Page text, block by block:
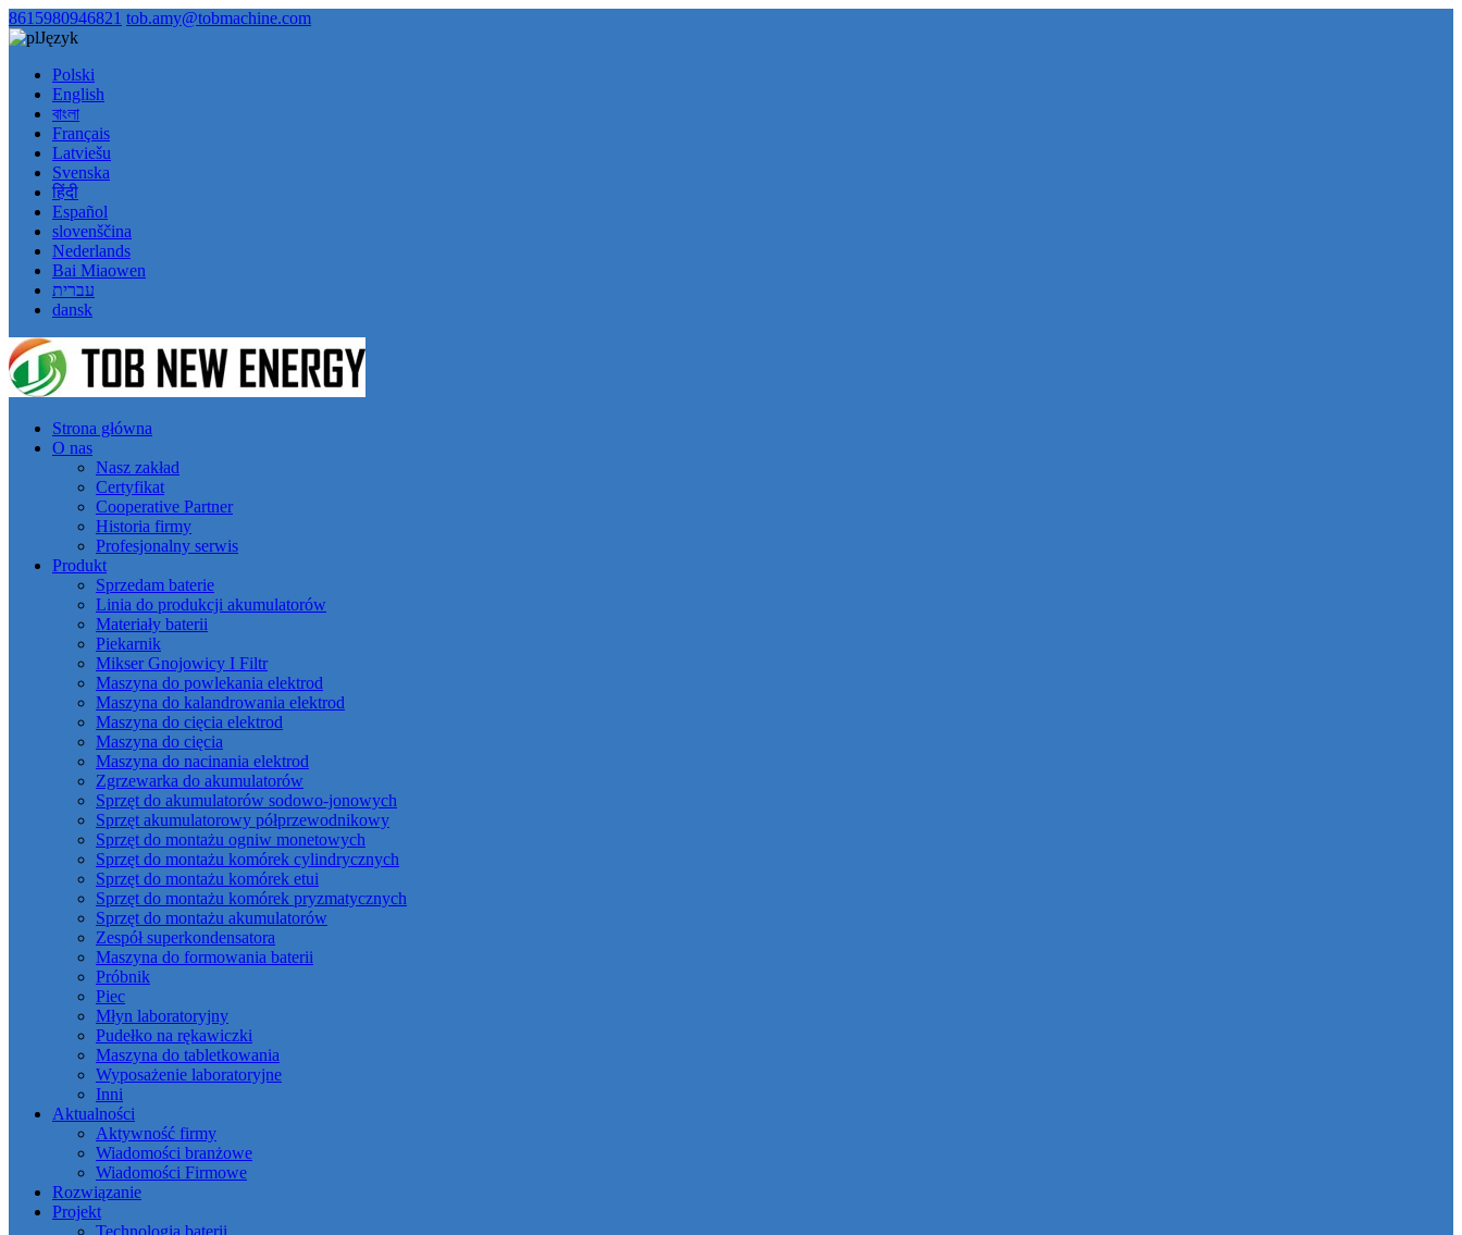
8615980946821 tob.amy@tobmachine.com
Język
Polski
English
বাংলা
Français
Latviešu
Svenska
हिंदी
Español
slovenščina
Nederlands
Bai Miaowen
עברית
dansk
Strona główna
O nas
Nasz zakład
Certyfikat
Cooperative Partner
Historia firmy
Profesjonalny serwis
Produkt
Sprzedam baterie
Linia do produkcji akumulatorów
Materiały baterii
Piekarnik
Mikser Gnojowicy I Filtr
Maszyna do powlekania elektrod
Maszyna do kalandrowania elektrod
Maszyna do cięcia elektrod
Maszyna do cięcia
Maszyna do nacinania elektrod
Zgrzewarka do akumulatorów
Sprzęt do akumulatorów sodowo-jonowych
Sprzęt akumulatorowy półprzewodnikowy
Sprzęt do montażu ogniw monetowych
Sprzęt do montażu komórek cylindrycznych
Sprzęt do montażu komórek etui
Sprzęt do montażu komórek pryzmatycznych
Sprzęt do montażu akumulatorów
Zespół superkondensatora
Maszyna do formowania baterii
Próbnik
Piec
Młyn laboratoryjny
Pudełko na rękawiczki
Maszyna do tabletkowania
Wyposażenie laboratoryjne
Inni
Aktualności
Aktywność firmy
Wiadomości branżowe
Wiadomości Firmowe
Rozwiązanie
Projekt
Technologia baterii